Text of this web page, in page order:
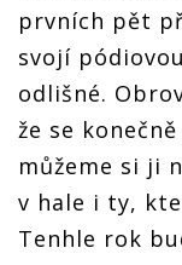
prvních pět
svojí
odlišné.
že se
můžeme si ji
v hale i ty,
Tenhle rok